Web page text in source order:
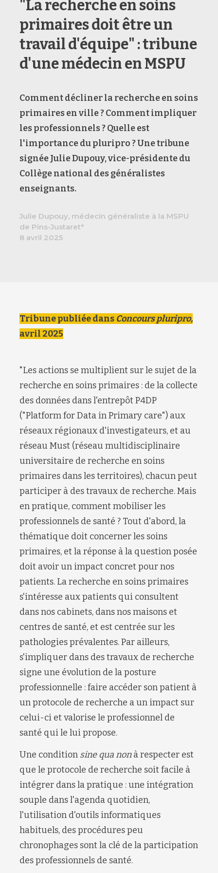
"La recherche en soins
primaires doit être un
travail d'équipe" : tribune
d'une médecin en MSPU
Comment décliner la recherche en soins
primaires en ville ? Comment impliquer
les professionnels ? Quelle est
l'importance du pluripro ? Une tribune
signée Julie Dupouy, vice-présidente du
Collège national des généralistes
enseignants.
Julie Dupouy, médecin généraliste à la MSPU
de Pins-Justaret*
8 avril 2025
Tribune publiée dans Concours pluripro,
avril 2025
"Les actions se multiplient sur le sujet de la
recherche en soins primaires : de la collecte
des données dans l'entrepôt P4DP
("Platform for Data in Primary care") aux
réseaux régionaux d'investigateurs, et au
réseau Must (réseau multidisciplinaire
universitaire de recherche en soins
primaires dans les territoires), chacun peut
participer à des travaux de recherche. Mais
en pratique, comment mobiliser les
professionnels de santé ? Tout d'abord, la
thématique doit concerner les soins
primaires, et la réponse à la question posée
doit avoir un impact concret pour nos
patients. La recherche en soins primaires
s'intéresse aux patients qui consultent
dans nos cabinets, dans nos maisons et
centres de santé, et est centrée sur les
pathologies prévalentes. Par ailleurs,
s'impliquer dans des travaux de recherche
signe une évolution de la posture
professionnelle : faire accéder son patient à
un protocole de recherche a un impact sur
celui-ci et valorise le professionnel de
santé qui le lui propose.
Une condition sine qua nonà respecter est
que le protocole de recherche soit facile à
intégrer dans la pratique : une intégration
souple dans l'agenda quotidien,
l'utilisation d'outils informatiques
habituels, des procédures peu
chronophages sont la clé de la participation
des professionnels de santé.